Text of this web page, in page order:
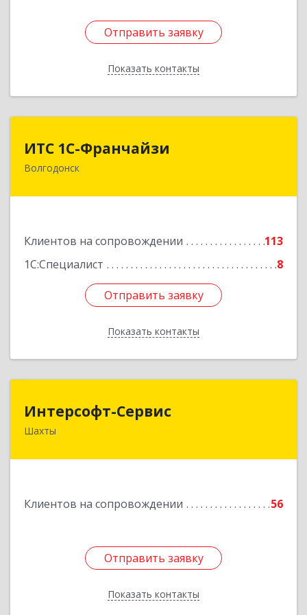
Отправить заявку
Показать контакты
Отправить заявку
Назад
ИТС 1С-Франчайзи
Волгодонск
Клиентов на сопровождении
113
1С:Специалист
8
Отправить заявку
Показать контакты
ИТС 1С-Франчайзи
347380, Ростовская обл, Волгодонск г, Гагарина
Отправить заявку
Назад
Интерсофт-Сервис
Шахты
Клиентов на сопровождении 56
Отправить заявку
Показать контакты
346480, Ростовская обл, Шахты г, Советская ул,
Отправить заявку
Назад